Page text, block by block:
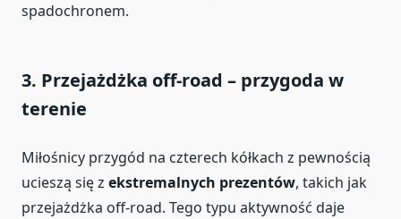
spadochronem.
3. Przejażdżka off-road – przygoda w
terenie
Miłośnicy przygód na czterech kółkach z pewnością
ucieszą się z ekstremalnych prezentów, takich jak
przejażdżka off-road. Tego typu aktywność daje